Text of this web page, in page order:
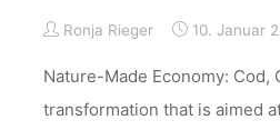
Colonialisms,
Violence,
and
Ronja Rieger 10. Januar
Nature-Made Economy: Cod,
transformation that is aimed